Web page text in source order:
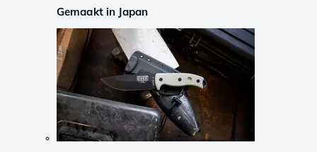
Gemaakt in Japan